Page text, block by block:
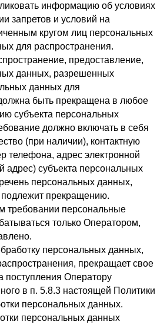
информацию об условиях
запретов и условий на
кругом лиц персональных
для распространения.
предоставление,
данных, разрешенных
данных для
быть прекращена в любое
субъекта персональных
должно включать в себя
(при наличии), контактную
телефона, адрес электронной
адрес) субъекта персональных
персональных данных,
подлежит прекращению.
требовании персональные
только Оператором,
персональных данных,
прекращает свое
поступления Оператору
в п. 5.8.3 настоящей Политики
персональных данных.
персональных данных